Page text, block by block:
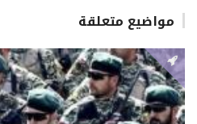
مواضيع متعلقة